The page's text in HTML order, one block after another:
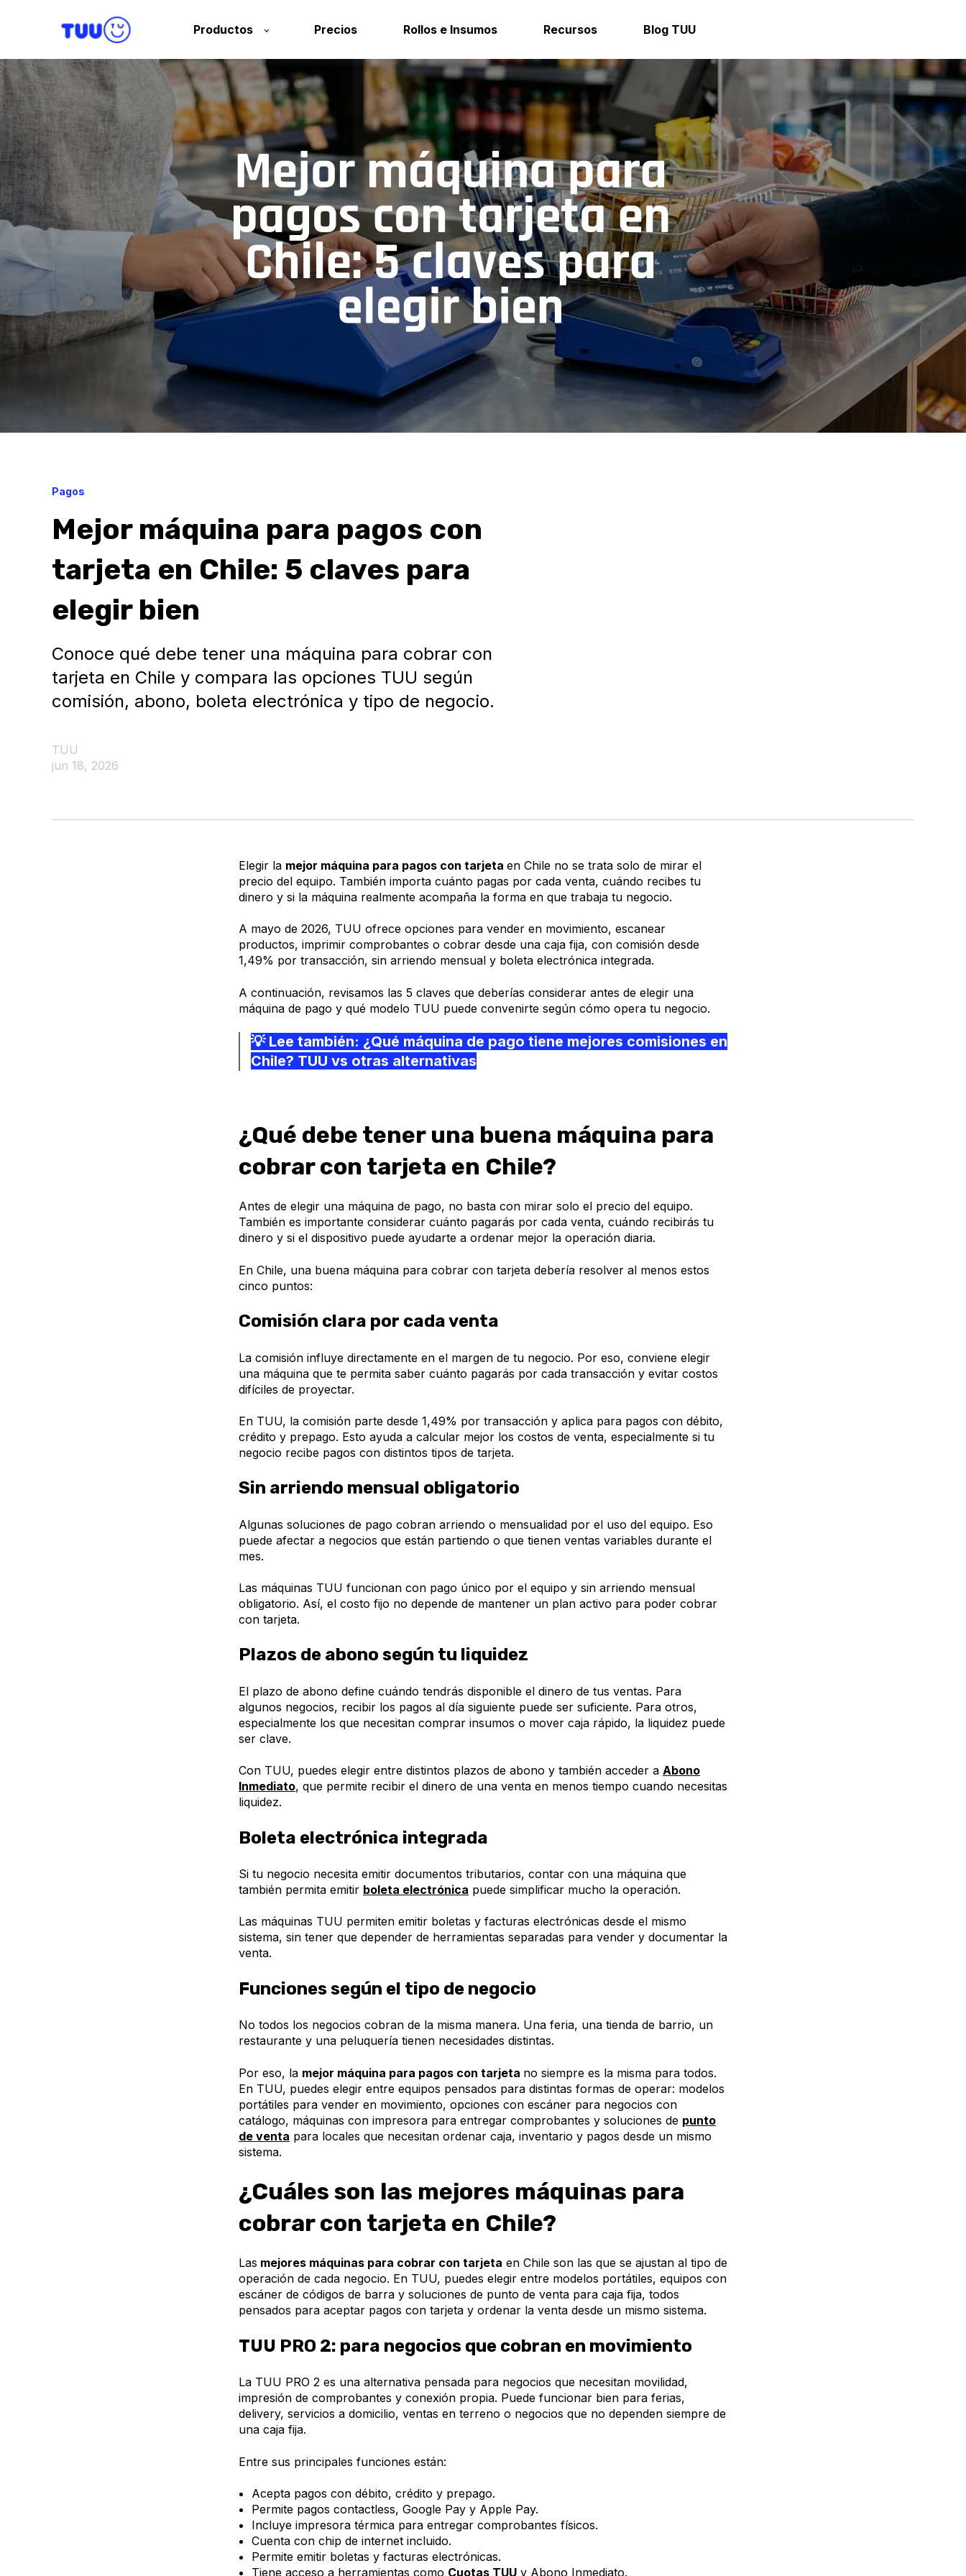
Productos Precios Rollos e Insumos Recursos Blog TUU
Pagos
Mejor máquina para pagos con
tarjeta en Chile: 5 claves para
elegir bien
Conoce qué debe tener una máquina para cobrar con
tarjeta en Chile y compara las opciones TUU según
comisión, abono, boleta electrónica y tipo de negocio.
TUU
jun 18, 2026
Elegir la mejor máquina para pagos con tarjeta en Chile no se trata solo de mirar el
precio del equipo. También importa cuánto pagas por cada venta, cuándo recibes tu
dinero y si la máquina realmente acompaña la forma en que trabaja tu negocio.
A mayo de 2026, TUU ofrece opciones para vender en movimiento, escanear
productos, imprimir comprobantes o cobrar desde una caja fija, con comisión desde
1,49% por transacción, sin arriendo mensual y boleta electrónica integrada.
A continuación, revisamos las 5 claves que deberías considerar antes de elegir una
máquina de pago y qué modelo TUU puede convenirte según cómo opera tu negocio.
💡 Lee también: ¿Qué máquina de pago tiene mejores comisiones en
Chile? TUU vs otras alternativas
¿Qué debe tener una buena máquina para
cobrar con tarjeta en Chile?
Antes de elegir una máquina de pago, no basta con mirar solo el precio del equipo.
También es importante considerar cuánto pagarás por cada venta, cuándo recibirás tu
dinero y si el dispositivo puede ayudarte a ordenar mejor la operación diaria.
En Chile, una buena máquina para cobrar con tarjeta debería resolver al menos estos
cinco puntos:
Comisión clara por cada venta
La comisión influye directamente en el margen de tu negocio. Por eso, conviene elegir
una máquina que te permita saber cuánto pagarás por cada transacción y evitar costos
difíciles de proyectar.
En TUU, la comisión parte desde 1,49% por transacción y aplica para pagos con débito,
crédito y prepago. Esto ayuda a calcular mejor los costos de venta, especialmente si tu
negocio recibe pagos con distintos tipos de tarjeta.
Sin arriendo mensual obligatorio
Algunas soluciones de pago cobran arriendo o mensualidad por el uso del equipo. Eso
puede afectar a negocios que están partiendo o que tienen ventas variables durante el
mes.
Las máquinas TUU funcionan con pago único por el equipo y sin arriendo mensual
obligatorio. Así, el costo fijo no depende de mantener un plan activo para poder cobrar
con tarjeta.
Plazos de abono según tu liquidez
El plazo de abono define cuándo tendrás disponible el dinero de tus ventas. Para
algunos negocios, recibir los pagos al día siguiente puede ser suficiente. Para otros,
especialmente los que necesitan comprar insumos o mover caja rápido, la liquidez puede
ser clave.
Con TUU, puedes elegir entre distintos plazos de abono y también acceder a Abono
Inmediato, que permite recibir el dinero de una venta en menos tiempo cuando necesitas
liquidez.
Boleta electrónica integrada
Si tu negocio necesita emitir documentos tributarios, contar con una máquina que
también permita emitir boleta electrónica puede simplificar mucho la operación.
Las máquinas TUU permiten emitir boletas y facturas electrónicas desde el mismo
sistema, sin tener que depender de herramientas separadas para vender y documentar la
venta.
Funciones según el tipo de negocio
No todos los negocios cobran de la misma manera. Una feria, una tienda de barrio, un
restaurante y una peluquería tienen necesidades distintas.
Por eso, la mejor máquina para pagos con tarjeta no siempre es la misma para todos.
En TUU, puedes elegir entre equipos pensados para distintas formas de operar: modelos
portátiles para vender en movimiento, opciones con escáner para negocios con
catálogo, máquinas con impresora para entregar comprobantes y soluciones de punto
de venta para locales que necesitan ordenar caja, inventario y pagos desde un mismo
sistema.
¿Cuáles son las mejores máquinas para
cobrar con tarjeta en Chile?
Las mejores máquinas para cobrar con tarjeta en Chile son las que se ajustan al tipo de
operación de cada negocio. En TUU, puedes elegir entre modelos portátiles, equipos con
escáner de códigos de barra y soluciones de punto de venta para caja fija, todos
pensados para aceptar pagos con tarjeta y ordenar la venta desde un mismo sistema.
TUU PRO 2: para negocios que cobran en movimiento
La TUU PRO 2 es una alternativa pensada para negocios que necesitan movilidad,
impresión de comprobantes y conexión propia. Puede funcionar bien para ferias,
delivery, servicios a domicilio, ventas en terreno o negocios que no dependen siempre de
una caja fija.
Entre sus principales funciones están:
Acepta pagos con débito, crédito y prepago.
Permite pagos contactless, Google Pay y Apple Pay.
Incluye impresora térmica para entregar comprobantes físicos.
Cuenta con chip de internet incluido.
Permite emitir boletas y facturas electrónicas.
Tiene acceso a herramientas como Cuotas TUUy Abono Inmediato.